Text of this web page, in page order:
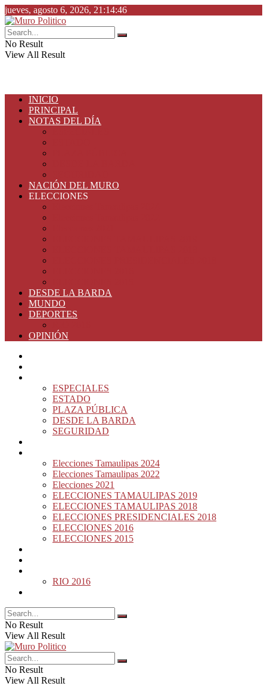
jueves, agosto 6, 2026, 21:14:46
No Result
View All Result
INICIO
PRINCIPAL
NOTAS DEL DÍA
NACIÓN DEL MURO
ELECCIONES
DESDE LA BARDA
MUNDO
DEPORTES
OPINIÓN
ESPECIALES
ESTADO
PLAZA PÚBLICA
DESDE LA BARDA
SEGURIDAD
Elecciones Tamaulipas 2024
Elecciones Tamaulipas 2022
Elecciones 2021
ELECCIONES TAMAULIPAS 2019
ELECCIONES TAMAULIPAS 2018
ELECCIONES PRESIDENCIALES 2018
ELECCIONES 2016
ELECCIONES 2015
RIO 2016
No Result
View All Result
No Result
View All Result